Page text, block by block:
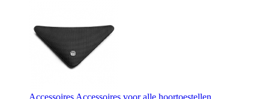
Accessoires Accessoires voor alle hoortoestellen.